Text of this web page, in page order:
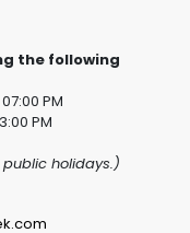
the following
PM
PM
holidays.)